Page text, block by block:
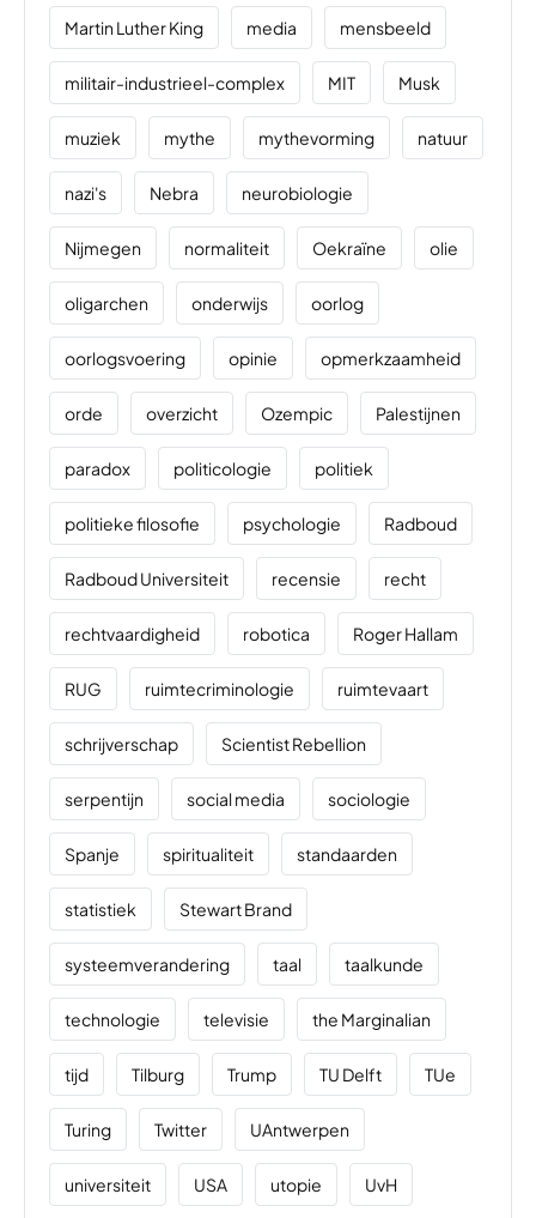
Martin Luther King media mensbeeld
militair-industrieel-complex MIT Musk
muziek mythe mythevorming natuur
nazi's Nebra neurobiologie
Nijmegen normaliteit Oekraïne olie
oligarchen onderwijs oorlog
oorlogsvoering opinie opmerkzaamheid
orde overzicht Ozempic Palestijnen
paradox politicologie politiek
politieke filosofie psychologie Radboud
Radboud Universiteit recensie recht
rechtvaardigheid robotica Roger Hallam
RUG ruimtecriminologie ruimtevaart
schrijverschap Scientist Rebellion
serpentijn social media sociologie
Spanje spiritualiteit standaarden
statistiek Stewart Brand
systeemverandering taal taalkunde
technologie televisie the Marginalian
tijd Tilburg Trump TU Delft TUe
Turing Twitter UAntwerpen
universiteit USA utopie UvH